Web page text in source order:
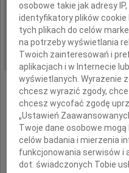
IMIĘ I NAZWISKO:
REGION: Kraków
DATA EMISJI: 09.01.2024
Dr. inż.
osobowe takie jak adresy
identyfikatory plików
tych plikach do celów
na potrzeby wyświetlania
Twoich zainteresowań i
aplikacjach i w Internecie
wyświetlanych. Wyrażenie
chcesz wyrazić zgody,
chcesz wycofać zgodę
„Ustawień
Twoje dane osobowe
celów badania i mierzenia
funkcjonowania serwisów i
dot. świadczonych Tobie